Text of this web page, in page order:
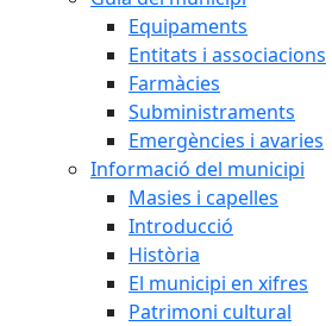
Equipaments
Entitats i associacions
Farmàcies
Subministraments
Emergències i avaries
Informació del municipi
Masies i capelles
Introducció
Història
El municipi en xifres
Patrimoni cultural